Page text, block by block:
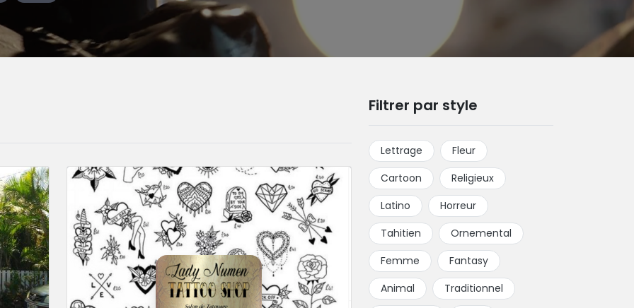
Filtrer par style
Lettrage
Fleur
Cartoon
Religieux
Latino
Horreur
Tahitien
Ornemental
Femme
Fantasy
Animal
Traditionnel